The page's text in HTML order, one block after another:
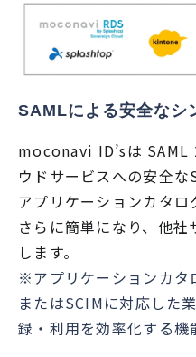
SAMLによる安全なシ
moconavi ID’sは SAML
ウドサービスへの安全な
アプリケーションカタ
さらに簡単になり、他
します。
※アプリケーションカタ
またはSCIMに対応した
録・利用を効率化する機